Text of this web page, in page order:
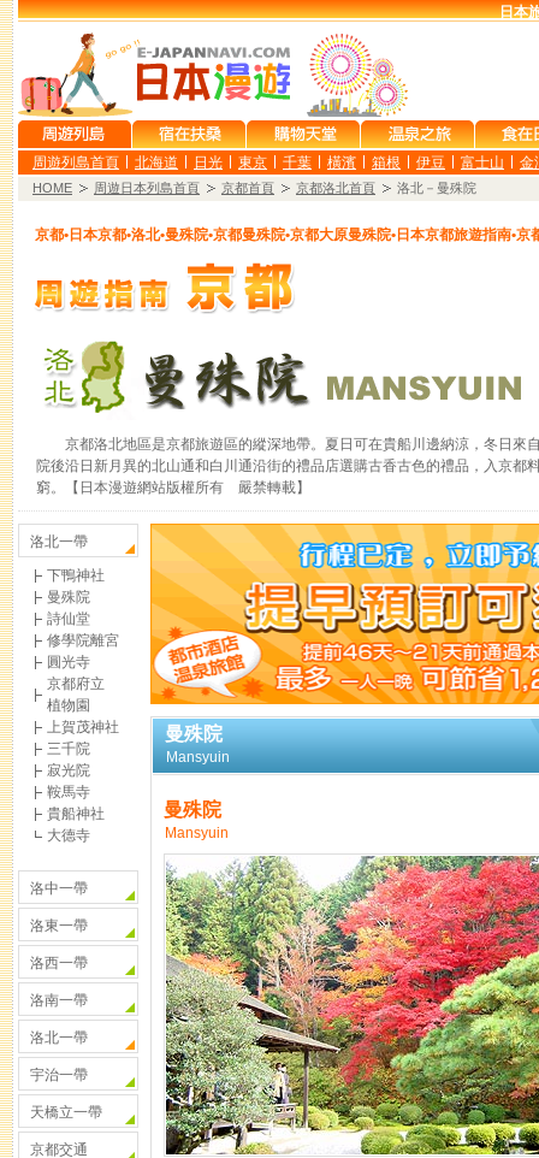
日本
周遊列島首頁 北海道 日光 東京 千葉 橫濱 箱根 伊豆 富士山 金
HOME 周遊日本列島首頁 京都首頁 京都洛北首頁 洛北－曼殊院
京都•日本京都•洛北•曼殊院•京都曼殊院•京都大原曼殊院•日本京都旅遊指南•
京都洛北地區是京都旅遊區的縱深地帶。夏日可在貴船川邊納涼，冬日來
院後沿日新月異的北山通和白川通沿街的禮品店選購古香古色的禮品，入京都
窮。【日本漫遊網站版權所有 嚴禁轉載】
洛北一帶
下鴨神社
曼殊院
詩仙堂
修學院離宮
圓光寺
京都府立
植物園
上賀茂神社
三千院
寂光院
鞍馬寺
貴船神社
大德寺
洛中一帶
洛東一帶
洛西一帶
洛南一帶
洛北一帶
宇治一帶
天橋立一帶
京都交通
曼殊院
Mansyuin
曼殊院
Mansyuin